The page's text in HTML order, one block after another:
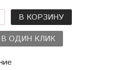
В КОРЗИНУ
ОДИН КЛИК